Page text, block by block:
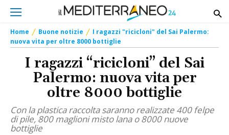
Home Buone notizie
I ragazzi "ricicloni" del Sai Palermo:
nuova vita per oltre 8000 bottiglie
I ragazzi “ricicloni” del Sai
Palermo: nuova vita per
oltre 8000 bottiglie
Con la plastica raccolta saranno realizzate 400 felpe
di pile, 800 maglioni misto lana o 8000 nuove
bottiglie